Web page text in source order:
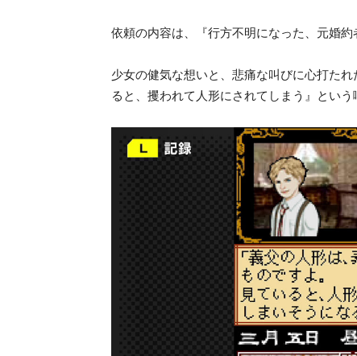
依頼の内容は、『行方不明になった、元婚約
少女の健気な想いと、悲痛な叫びに心打た
ると、攫われて人形にされてしまう』とい